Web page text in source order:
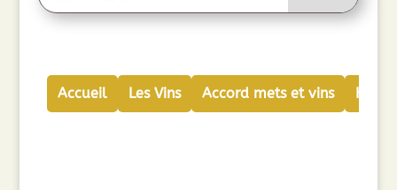
Accueil Les Vins Accord mets et vins